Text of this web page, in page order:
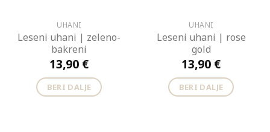
UHANI
Leseni uhani | zeleno-
bakreni
13,90 €
BERI DALJE
UHANI
Leseni uhani | rose
gold
13,90 €
BERI DALJE